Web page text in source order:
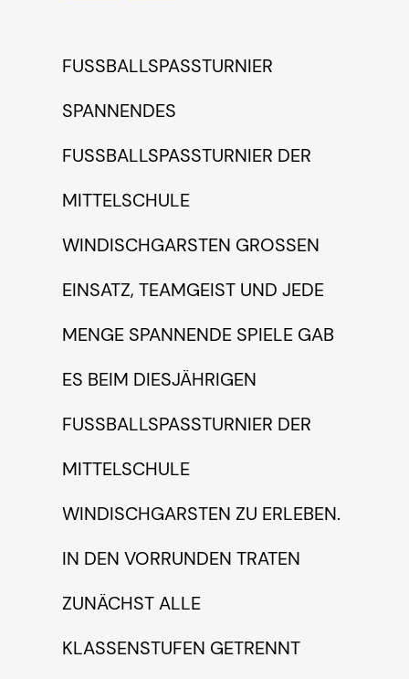
FUSSBALLSPASSTURNIER
SPANNENDES
FUSSBALLSPASSTURNIER DER MI
TTELSCHULE WI
NDISCHGARSTEN GROSSEN EIN
SATZ, TEAMGEIST UND JEDE MEN
GE SPANNENDE SPIELE GAB ES
BEIM DIESJÄHRIGEN FUSS
BALLSPASSTURNIER DER MITTE
LSCHULE WINDI
SCHGARSTEN ZU ERLEBEN. IN DE
N VORRUNDEN TRATEN ZUNÄC
HST ALLE KLASS
ENSTUFEN GETRENNT GEGEN